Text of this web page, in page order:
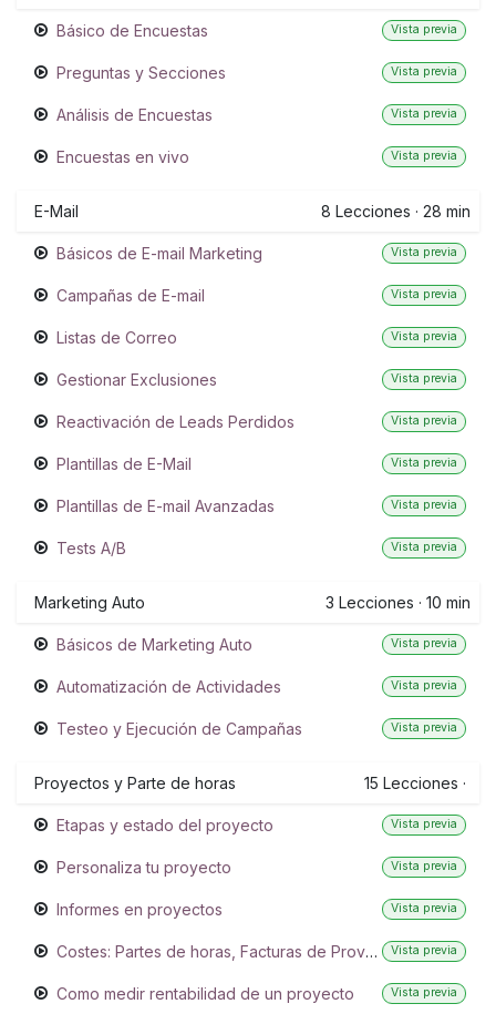
Básico de Encuestas Vista previa
Preguntas y Secciones Vista previa
Análisis de Encuestas Vista previa
Encuestas en vivo Vista previa
E-Mail 8 Lecciones · 28 min
Básicos de E-mail Marketing Vista previa
Campañas de E-mail Vista previa
Listas de Correo Vista previa
Gestionar Exclusiones Vista previa
Reactivación de Leads Perdidos Vista previa
Plantillas de E-Mail Vista previa
Plantillas de E-mail Avanzadas Vista previa
Tests A/B Vista previa
Marketing Auto 3 Lecciones · 10 min
Básicos de Marketing Auto Vista previa
Automatización de Actividades Vista previa
Testeo y Ejecución de Campañas Vista previa
Proyectos y Parte de horas 15 Lecciones ·
Etapas y estado del proyecto Vista previa
Personaliza tu proyecto Vista previa
Informes en proyectos Vista previa
Costes: Partes de horas, Facturas de Proveedor y Rentabilidad Vista previa
Como medir rentabilidad de un proyecto Vista previa